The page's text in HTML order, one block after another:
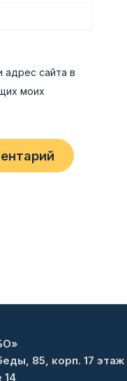
адрес сайта в
моих
85, корп. 17 этаж
14